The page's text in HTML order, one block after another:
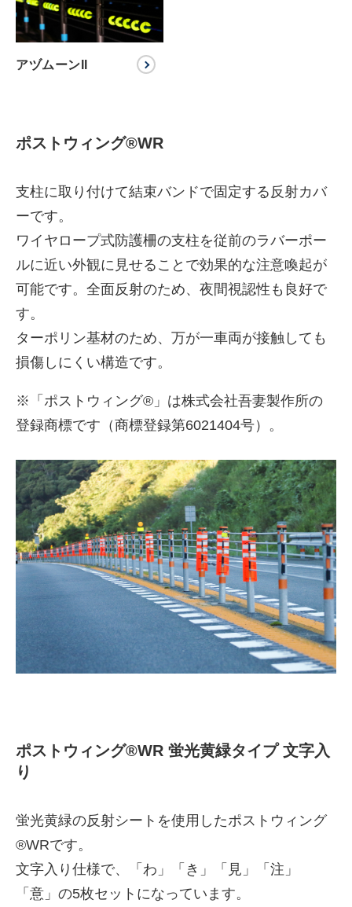
アヅムーンII
ポストウィング®WR
支柱に取り付けて結束バンドで固定する反射カバ
ーです。
ワイヤロープ式防護柵の支柱を従前のラバーポー
ルに近い外観に見せることで効果的な注意喚起が
可能です。全面反射のため、夜間視認性も良好で
す。
ターポリン基材のため、万が一車両が接触しても
損傷しにくい構造です。
※「ポストウィング®」は株式会社吾妻製作所の
登録商標です（商標登録第6021404号）。
ポストウィング®WR 蛍光黄緑タイプ 文字入
り
蛍光黄緑の反射シートを使用したポストウィング
®WRです。
文字入り仕様で、「わ」「き」「見」「注」
「意」の5枚セットになっています。